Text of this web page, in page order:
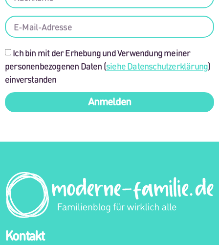
Ich bin mit der Erhebung und Verwendung meiner
personenbezogenen Daten (siehe Datenschutzerklärung)
einverstanden
Anmelden
Kontakt